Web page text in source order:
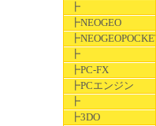
┣
┣NEOGEO
┣NEOGEOPOCKET
┣
┣PC-FX
┣PCエンジン
┣
┣3DO